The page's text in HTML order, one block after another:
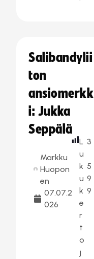
Salibandylii
ton
ansiomerkk
i: Jukka
Seppälä
Markku
Huopon
en
07.07.2
026
L
u
k
u
k
e
r
t
o
j
3
5
9
9